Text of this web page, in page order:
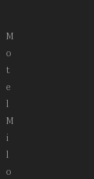
M
o
t
e
l
M
i
l
o